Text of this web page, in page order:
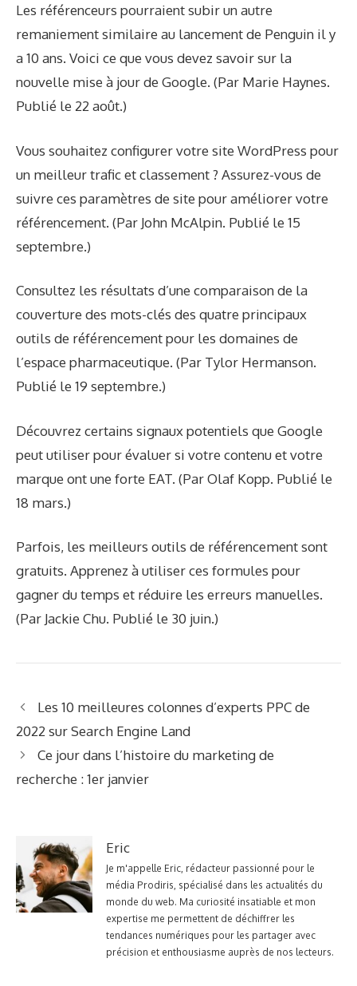
Les référenceurs pourraient subir un autre
remaniement similaire au lancement de Penguin il y
a 10 ans. Voici ce que vous devez savoir sur la
nouvelle mise à jour de Google. (Par Marie Haynes.
Publié le 22 août.)
Vous souhaitez configurer votre site WordPress pour
un meilleur trafic et classement ? Assurez-vous de
suivre ces paramètres de site pour améliorer votre
référencement. (Par John McAlpin. Publié le 15
septembre.)
Consultez les résultats d’une comparaison de la
couverture des mots-clés des quatre principaux
outils de référencement pour les domaines de
l’espace pharmaceutique. (Par Tylor Hermanson.
Publié le 19 septembre.)
Découvrez certains signaux potentiels que Google
peut utiliser pour évaluer si votre contenu et votre
marque ont une forte EAT. (Par Olaf Kopp. Publié le
18 mars.)
Parfois, les meilleurs outils de référencement sont
gratuits. Apprenez à utiliser ces formules pour
gagner du temps et réduire les erreurs manuelles.
(Par Jackie Chu. Publié le 30 juin.)
Les 10 meilleures colonnes d’experts PPC de
2022 sur Search Engine Land
Ce jour dans l’histoire du marketing de
recherche : 1er janvier
Eric
Je m'appelle Eric, rédacteur passionné pour le
média Prodiris, spécialisé dans les actualités du
monde du web. Ma curiosité insatiable et mon
expertise me permettent de déchiffrer les
tendances numériques pour les partager avec
précision et enthousiasme auprès de nos lecteurs.